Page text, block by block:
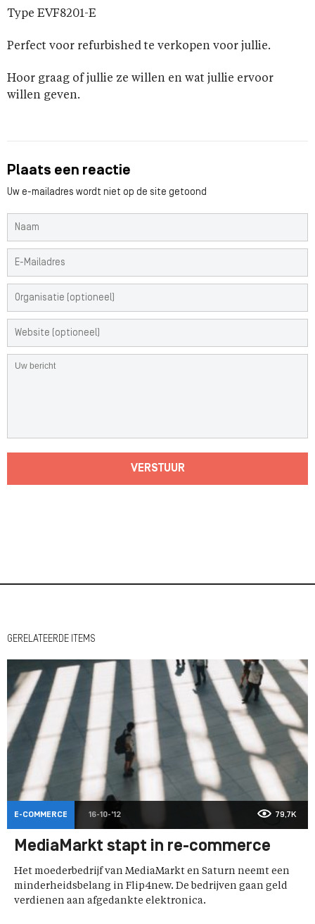
Type EVF8201-E
Perfect voor refurbished te verkopen voor jullie.
Hoor graag of jullie ze willen en wat jullie ervoor
willen geven.
Plaats een reactie
Uw e-mailadres wordt niet op de site getoond
VERSTUUR
GERELATEERDE ITEMS
E-COMMERCE 16-10-'12 79,7K
MediaMarkt stapt in re-commerce
Het moederbedrijf van MediaMarkt en Saturn neemt een
minderheidsbelang in Flip4new. De bedrijven gaan geld
verdienen aan afgedankte elektronica.